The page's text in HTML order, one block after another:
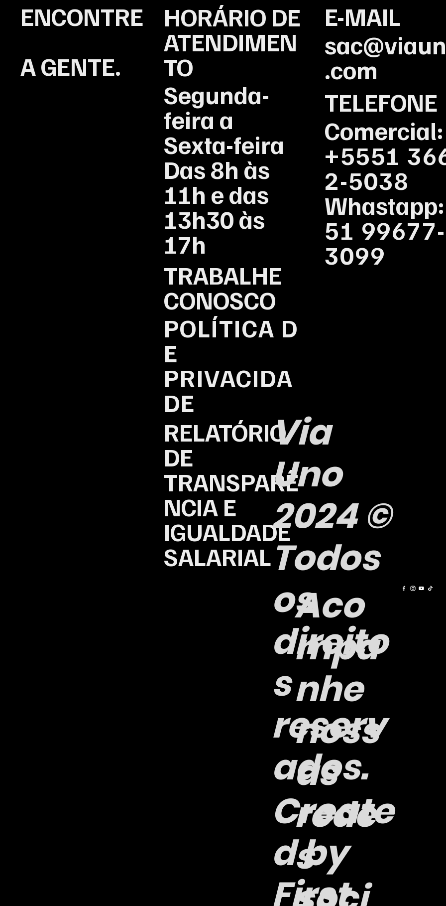
ENCONTRE
A GENTE.
HORÁRIO DE
ATENDIMEN
TO
Segunda-
feira a
Sexta-feira
Das 8h às
11h e das
13h30 às
17h
TRABALHE
CONOSCO
POLÍTICA D
E
PRIVACIDA
DE
RELATÓRIO
DE
TRANSPARÊ
NCIA E
IGUALDADE
SALARIAL
E-MAIL
.com
TELEFONE
+5551
2-5038
51 99677-
3099
Aco
mpa
nhe
noss
as
rede
s
Via
Uno
2024 ©
Todos
os
direito
s
reserv
ados.
Create
d by
First